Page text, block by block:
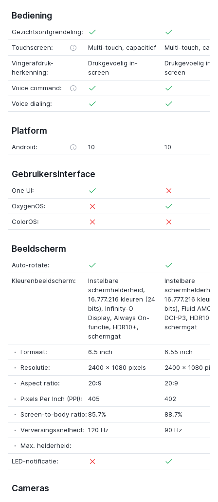
Bediening
Gezichtsontgrendeling:
Touchscreen:
Multi-touch, capacitief
Multi-touch,
Vingerafdruk-
herkenning:
Drukgevoelig in-
screen
Drukgevoelig in-
screen
Voice command:
Voice dialing:
Platform
Android: 10 10
Gebruikersinterface
One UI:
OxygenOS:
ColorOS:
Beeldscherm
Auto-rotate:
Kleurenbeeldscherm:
Instelbare
schermhelderheid,
16.777.216 kleuren (24
bits), Infinity-O
Display, Always On-
functie, HDR10+,
schermgat
Instelbare
16.777.216
bits), Fluid
DCI-P3, HDR10+
schermgat
Formaat: 6.5 inch
6.55 inch
Resolutie:
2400 x 1080 pixels 2400 x 1080
Aspect ratio:
20:9
20:9
Pixels Per Inch (PPI):
405
402
Screen-to-body ratio: 85.7%
88.7%
Verversingssnelheid: 120 Hz
90 Hz
Max. helderheid:
LED-notificatie:
Cameras